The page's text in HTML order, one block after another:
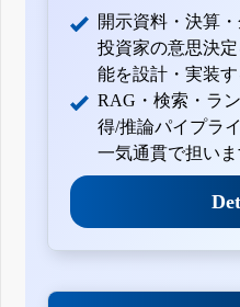
開示資料・決算
投資家の意思決
能を設計・実装す
RAG・検索・ラ
得/推論パイプラ
一気通貫で担いま